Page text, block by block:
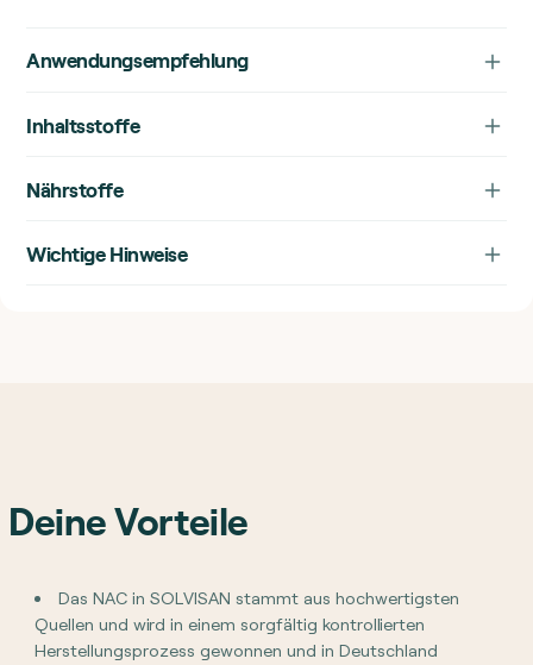
Anwendungsempfehlung
Inhaltsstoffe
Nährstoffe
Wichtige Hinweise
Deine Vorteile
Das NAC in SOLVISAN stammt aus hochwertigsten
Quellen und wird in einem sorgfältig kontrollierten
Herstellungsprozess gewonnen und in Deutschland